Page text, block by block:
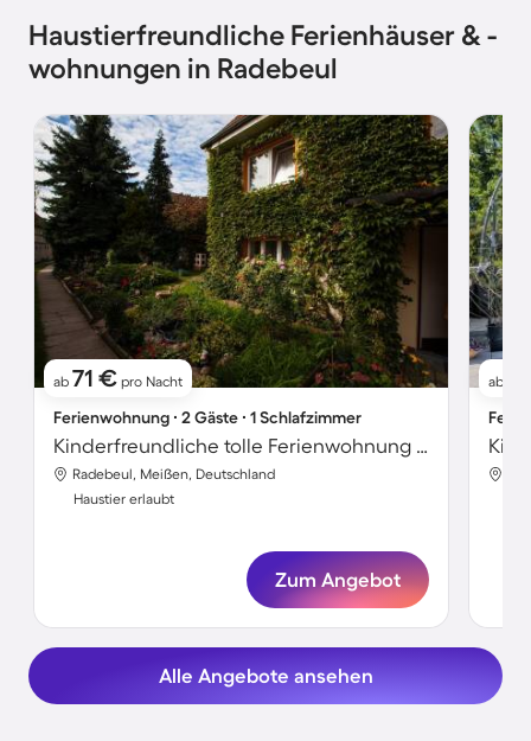
Haustierfreundliche Ferienhäuser & -
wohnungen in Radebeul
ab 71 € pro Nacht
Ferienwohnung ∙ 2 Gäste ∙ 1 Schlafzimmer
Kinderfreundliche tolle Ferienwohnung mit Garten und Terrasse | Hunde erlaubt
Radebeul, Meißen, Deutschland
Haustier erlaubt
Zum Angebot
ab
Alle Angebote ansehen